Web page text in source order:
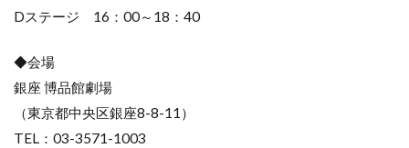
Dステージ 16：00～18：40
◆会場
銀座 博品館劇場
（東京都中央区銀座8-8-11）
TEL：03-3571-1003